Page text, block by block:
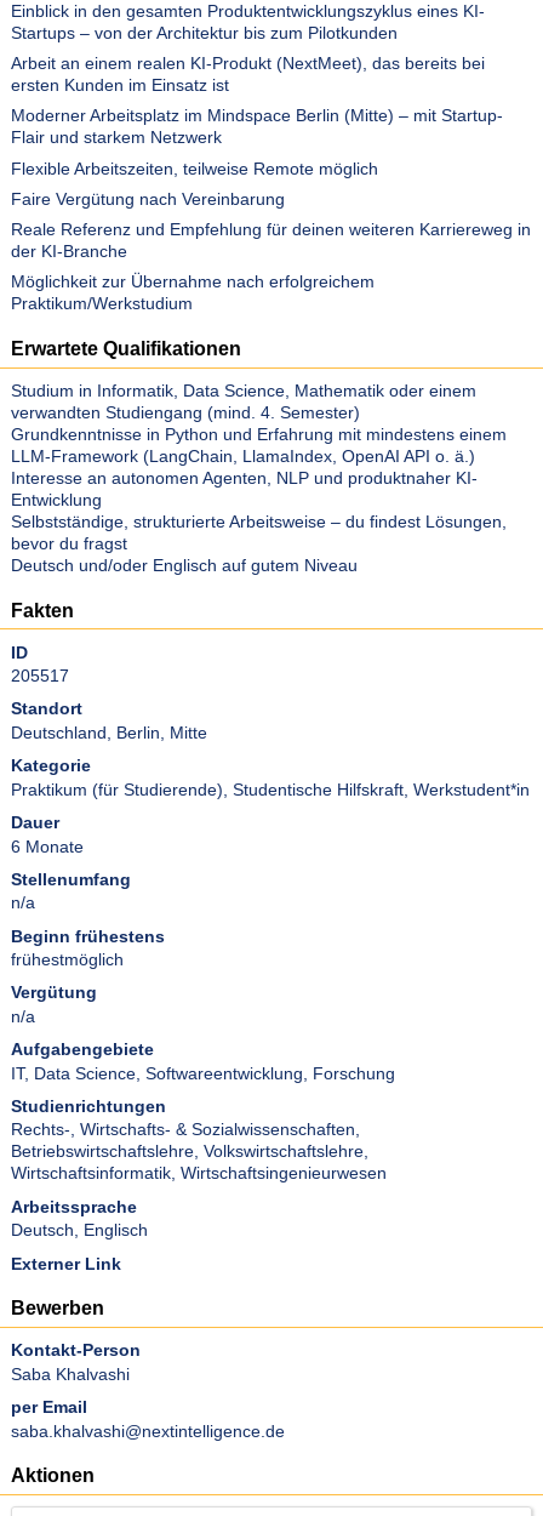
Einblick in den gesamten Produktentwicklungszyklus eines KI-
Startups – von der Architektur bis zum Pilotkunden
Arbeit an einem realen KI-Produkt (NextMeet), das bereits bei
ersten Kunden im Einsatz ist
Moderner Arbeitsplatz im Mindspace Berlin (Mitte) – mit Startup-
Flair und starkem Netzwerk
Flexible Arbeitszeiten, teilweise Remote möglich
Faire Vergütung nach Vereinbarung
Reale Referenz und Empfehlung für deinen weiteren Karriereweg in
der KI-Branche
Möglichkeit zur Übernahme nach erfolgreichem
Praktikum/Werkstudium
Erwartete Qualifikationen
Studium in Informatik, Data Science, Mathematik oder einem
verwandten Studiengang (mind. 4. Semester)
Grundkenntnisse in Python und Erfahrung mit mindestens einem
LLM-Framework (LangChain, LlamaIndex, OpenAI API o. ä.)
Interesse an autonomen Agenten, NLP und produktnaher KI-
Entwicklung
Selbstständige, strukturierte Arbeitsweise – du findest Lösungen,
bevor du fragst
Deutsch und/oder Englisch auf gutem Niveau
Fakten
ID
205517
Standort
Deutschland, Berlin, Mitte
Kategorie
Praktikum (für Studierende) Studentische Hilfskraft Werkstudent*in
Dauer
6 Monate
Stellenumfang
n/a
Beginn frühestens
frühestmöglich
Vergütung
n/a
Aufgabengebiete
IT, Data Science Softwareentwicklung
Forschung
Studienrichtungen
Rechts-, Wirtschafts- & Sozialwissenschaften,
Betriebswirtschaftslehre, Volkswirtschaftslehre,
Wirtschaftsinformatik, Wirtschaftsingenieurwesen
Arbeitssprache
Deutsch, Englisch
Externer Link
Bewerben
Kontakt-Person
Saba Khalvashi
per Email
saba.khalvashi@nextintelligence.de
Aktionen